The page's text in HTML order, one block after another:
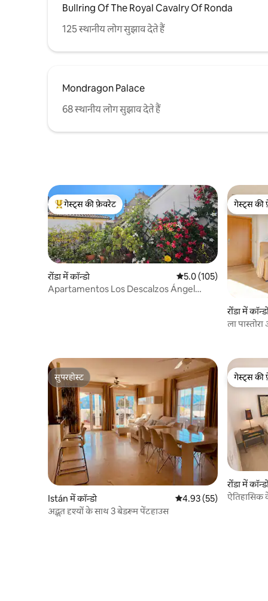
Bullring Of The Royal Cavalry Of Ronda
125 स्थानीय लोग सुझाव देते हैं
Mondragon Palace
68 स्थानीय लोग सुझाव देते हैं
गेस्ट्स का टॉप फ़ेवरेट
गेस्ट्स की फ़ेवरेट
रोंडा में कॉन्डो औसत रेटिंग 5 में से 5.0, 105
5.0 (105)
Apartamentos Los Descalzos Ángel
गेस्ट्स की
गेस्ट्स की
रोंडा में
ला
सुपरहोस्ट
सुपरहोस्ट
Istán में कॉन्डो औसत रेटिंग 5 में से 4.93, 55
4.93 (55)
अद्भुत दृश्यों के साथ 3 बेडरूम पेंटहाउस
गेस्ट्स की
गेस्ट्स की
रोंडा में
ऐतिहासिक